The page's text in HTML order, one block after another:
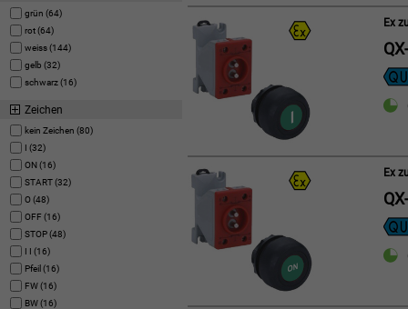
grün (64)
rot (64)
weiss (144)
gelb (32)
schwarz (16)
Zeichen
kein Zeichen (80)
I (32)
ON (16)
START (32)
O (48)
OFF (16)
STOP (48)
I I (16)
Pfeil (16)
FW (16)
BW (16)
Ex
Ex